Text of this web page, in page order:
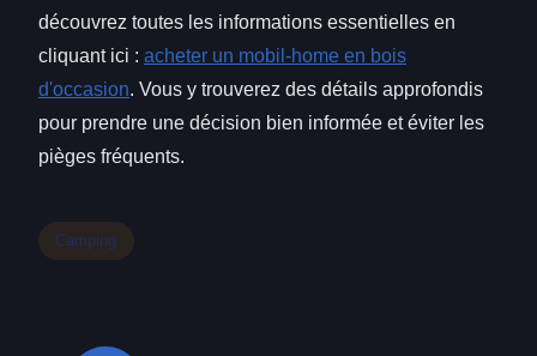
découvrez toutes les informations essentielles en
cliquant ici : acheter un mobil-home en bois
d'occasion. Vous y trouverez des détails approfondis
pour prendre une décision bien informée et éviter les
pièges fréquents.
Camping